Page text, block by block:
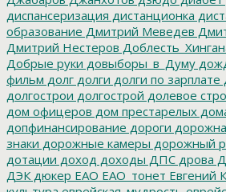
диспансеризация дистанционка
образование Дмитрий Меведев
Дмитрий Нестеров
Добрые руки довыборы_в_Думу
фильм долг долги долги по зарплате
долгострои долгострой долевое
дом офицеров дом престарелых
допфинансирование дороги
знаки дорожные камеры дорожный
дотации доход доходы ДПС дрова
ДЭК дюкер ЕАО ЕАО_тонет Евгений